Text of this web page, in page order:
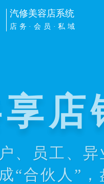
汽修美容店系统
店务·会员·私域
店
、员工、
“合伙人”